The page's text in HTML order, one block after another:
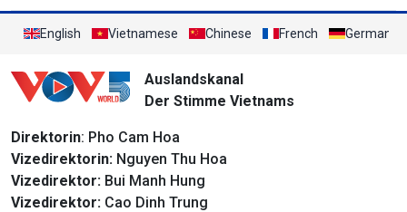
English Vietnamese Chinese French German
Auslandskanal
Der Stimme Vietnams
Direktorin: Pho Cam Hoa
Vizedirektorin: Nguyen Thu Hoa
Vizedirektor: Bui Manh Hung
Vizedirektor: Cao Dinh Trung